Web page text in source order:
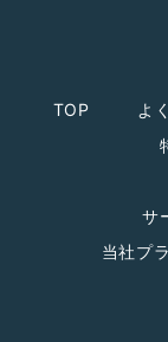
TOP よ
サ
当社プ